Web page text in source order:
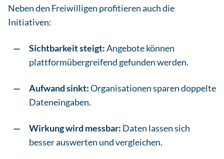
Neben den Freiwilligen profitieren auch die
Initiativen:
Sichtbarkeit steigt:Angebote können
plattformübergreifend gefunden werden.
Aufwand sinkt:Organisationen sparen doppelte
Dateneingaben.
Wirkung wird messbar: Daten lassen sich
besser auswerten und vergleichen.